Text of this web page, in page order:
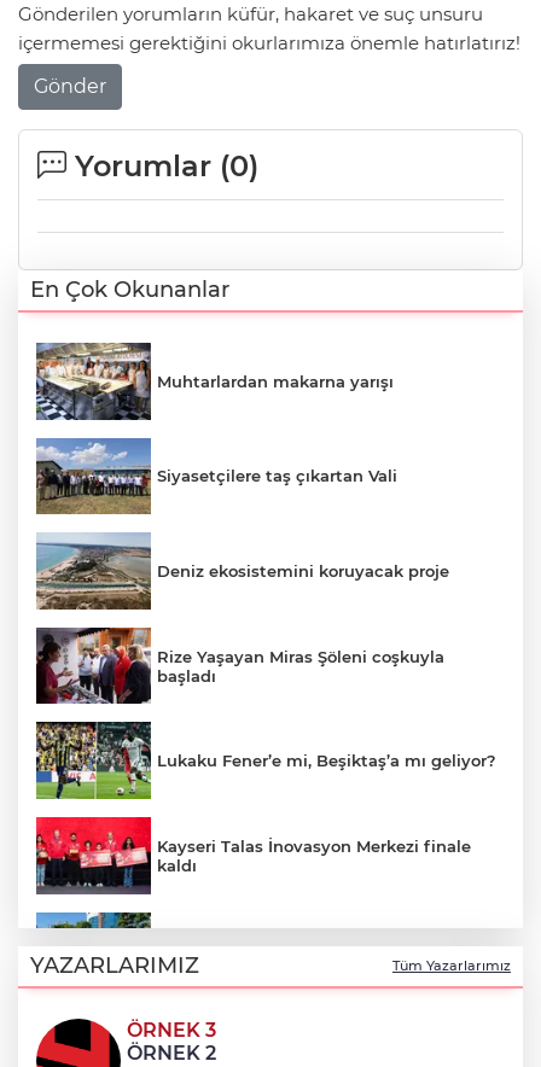
Gönderilen yorumların küfür, hakaret ve suç unsuru
içermemesi gerektiğini okurlarımıza önemle hatırlatırız!
Gönder
Yorumlar (0)
En Çok Okunanlar
Muhtarlardan makarna yarışı
Siyasetçilere taş çıkartan Vali
Deniz ekosistemini koruyacak proje
Rize Yaşayan Miras Şöleni coşkuyla
başladı
Lukaku Fener’e mi, Beşiktaş’a mı geliyor?
Kayseri Talas İnovasyon Merkezi finale
kaldı
Zabıtadan gurbetçi yaşlı çifte yardım eli
Akın Gürlek: Örgüt silahları bırakacak,
mağaraları boşaltacak
YAZARLARIMIZ Tüm Yazarlarımız
ÖRNEK 3
ÖRNEK 2